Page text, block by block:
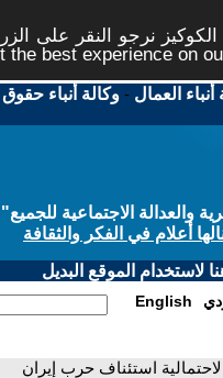
نرجو النقر على
best experience on
أنباء العمال -وكالة أنباء
الاجتماعية للجميع"
أعلام في الفكر والثقافة
لاستخدام الموقع البديل
English
استئناف حرب إيران